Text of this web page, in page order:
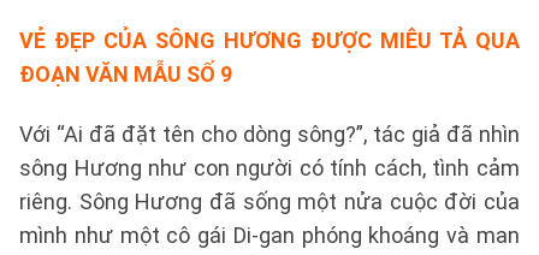
VẺ ĐẸP CỦA SÔNG HƯƠNG ĐƯỢC MIÊU TẢ QUA
ĐOẠN VĂN MẪU SỐ 9
Với “Ai đã đặt tên cho dòng sông?”, tác giả đã nhìn
sông Hương như con người có tính cách, tình cảm
riêng. Sông Hương đã sống một nửa cuộc đời của
mình như một cô gái Di-gan phóng khoáng và man